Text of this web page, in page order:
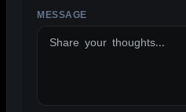
MESSAGE
ALTERNATIVE: